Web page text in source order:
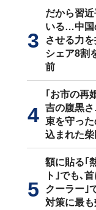
だから習
いる…中国
させる力
シェア8割
前
｢お市の再
吉の腹黒
束を守っ
込まれた
額に貼る｢
ト｣でも､
クーラー｣
対策に最